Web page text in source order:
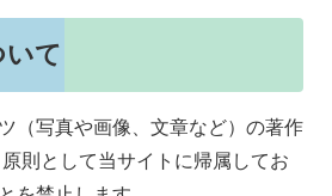
いて
（写真や画像、文章など）の著作
則として当サイトに帰属してお